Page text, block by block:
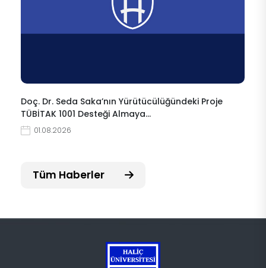
Doç. Dr. Seda Saka’nın Yürütücülüğündeki Proje
TÜBİTAK 1001 Desteği Almaya…
01.08.2026
Tüm Haberler